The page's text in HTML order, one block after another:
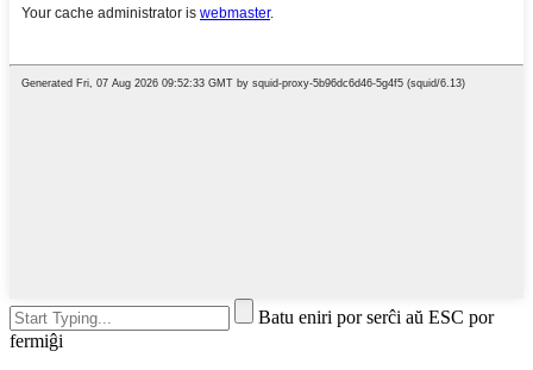
Batu eniri por serĉi aŭ ESC por
fermiĝi